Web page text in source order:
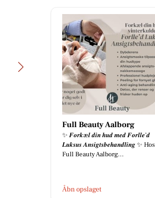
Full Beauty Aalborg
✨ 𝑭𝒐𝒓𝒌æ𝒍 𝒅𝒊𝒏 𝒉𝒖𝒅 𝒎𝒆𝒅 𝑭𝒐𝒓𝒍𝒍𝒆’𝒅
𝑳𝒖𝒌𝒔𝒖𝒔 𝑨𝒏𝒔𝒊𝒈𝒕𝒔𝒃𝒆𝒉𝒂𝒏𝒅𝒍𝒊𝒏𝒈 ✨ Hos
Full Beauty Aalborg...
Åbn opslaget